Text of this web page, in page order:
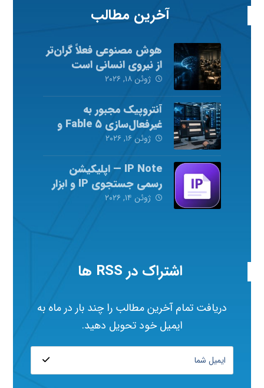
آخرین مطالب
هوش مصنوعی فعلاً گران‌تر
از نیروی انسانی است
ژوئن ۱۸, ۲۰۲۶
آنتروپیک مجبور به
غیرفعال‌سازی Fable ۵ و
Mythos ۵ شد
ژوئن ۱۶, ۲۰۲۶
IP Note — اپلیکیشن
رسمی جستجوی IP و ابزار
شبکه
ژوئن ۱۴, ۲۰۲۶
اشتراک در RSS ها
دریافت تمام آخرین مطالب را چند بار در ماه به
ایمیل خود تحویل دهید.